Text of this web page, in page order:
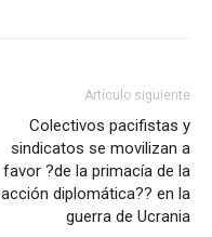
Artículo siguiente
Colectivos pacifistas y
sindicatos se movilizan a
favor ?de la primacía de la
acción diplomática?? en la
guerra de Ucrania